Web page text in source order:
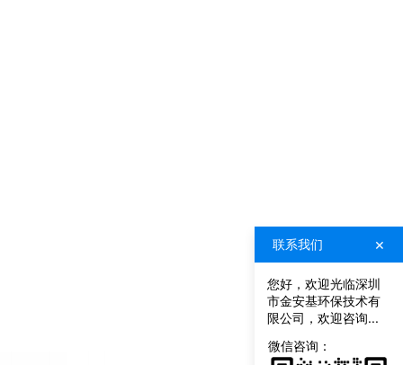
联系我们 ×
您好，欢迎光临深圳
市金安基环保技术有
限公司，欢迎咨询...
微信咨询：